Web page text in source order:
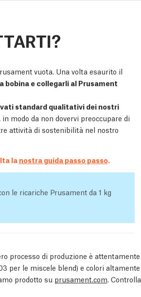
vuota. Una volta esaurito il
bobina e collegarli al Prusament
standard qualitativi dei nostri
modo da non dovervi preoccupare di
attività di sostenibilità nel nostro
lanostra guida passo passo.
le ricariche Prusament da 1 kg
processo di produzione è attentamente
per le miscele blend) e colori altamente
prodotto su prusament.com. Controlla